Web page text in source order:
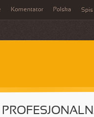
Komentator Polska Spis